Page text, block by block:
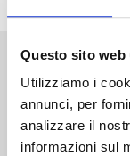
Questo sito
Utilizziamo i
annunci, per
analizzare il
informazioni sul
Altri